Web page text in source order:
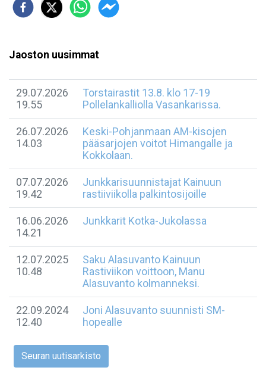
Jaoston uusimmat
29.07.2026
19.55
Torstairastit 13.8. klo 17-19
Pollelankalliolla Vasankarissa.
26.07.2026
14.03
Keski-Pohjanmaan AM-kisojen
pääsarjojen voitot Himangalle ja
Kokkolaan.
07.07.2026
19.42
Junkkarisuunnistajat Kainuun
rastiiviikolla palkintosijoille
16.06.2026
14.21
Junkkarit Kotka-Jukolassa
12.07.2025
10.48
Saku Alasuvanto Kainuun
Rastiviikon voittoon, Manu
Alasuvanto kolmanneksi.
22.09.2024
12.40
Joni Alasuvanto suunnisti SM-
hopealle
Seuran uutisarkisto